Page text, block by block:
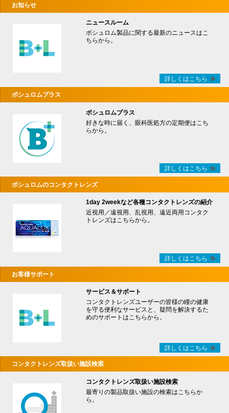
お知らせ
ニュースルーム
ボシュロム製品に関する最新のニュースはこ
ちらから。
詳しくはこちら
ボシュロムプラス
ボシュロムプラス
好きな時に届く、眼科医処方の定期便はこち
らから。
詳しくはこちら
ボシュロムのコンタクトレンズ
1day 2weekなど各種コンタクトレンズの紹介
近視用／遠視用、乱視用、遠近両用コンタク
トレンズはこちらから。
詳しくはこちら
お客様サポート
サービス＆サポート
コンタクトレンズユーザーの皆様の瞳の健康
を守る便利なサービスと、疑問を解決するた
めのサポートはこちらから。
詳しくはこちら
コンタクトレンズ取扱い施設検索
コンタクトレンズ取扱い施設検索
最寄りの製品取扱い施設の検索はこちらか
ら。